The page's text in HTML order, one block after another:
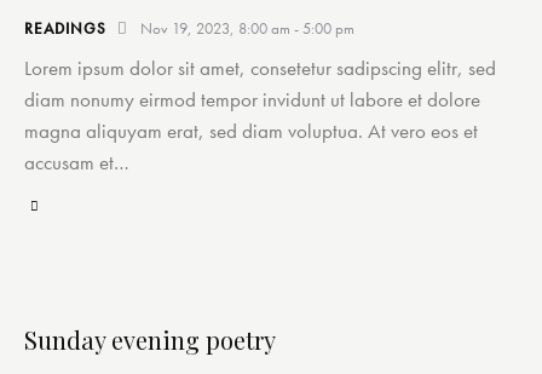
READINGS Nov 19, 2023, 8:00 am -5:00 pm
Lorem ipsum dolor sit amet, consetetur sadipscing elitr, sed
diam nonumy eirmod tempor invidunt ut labore et dolore
magna aliquyam erat, sed diam voluptua. At vero eos et
accusam et…
Sunday evening poetry